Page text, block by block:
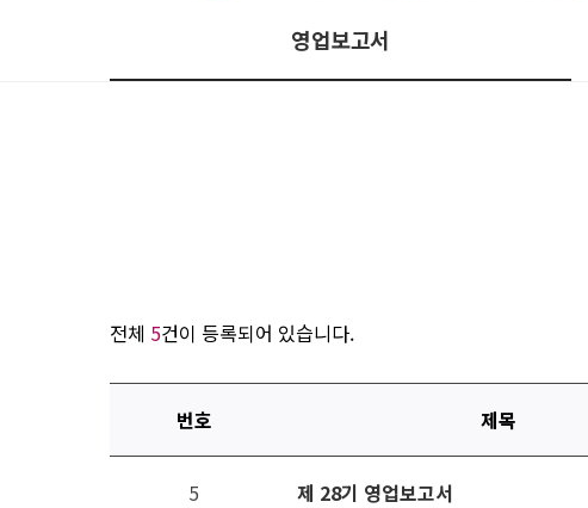
영업보고서
전체 5건이 등록되어 있습니다.
번호 제목
5 제 28기 영업보고서